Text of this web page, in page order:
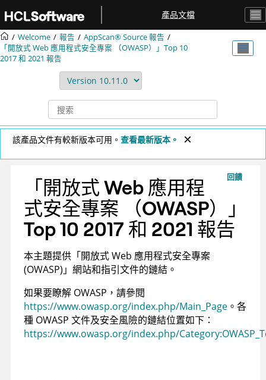
產品文檔
Welcome 報告 AppScan® Source報告
「開放式 Web 應用程式安全專案 （OWASP）」Top 10
2017 和 2021 報告
該產品文件有較新版本可用。 查看最新版本。
回饋
「開放式 Web 應用程
式安全專案 （OWASP）」
Top 10 2017 和 2021 報告
本主題提供「開放式 Web 應用程式安全專案
(OWASP)」網站和指引文件的鏈結。
如果要瞭解 OWASP，請參閱
https://www.owasp.org/index.php/Main_Page 。各
種 OWASP 文件及安全風險的鏈結位置如下：
https://www.owasp.org/index.php/